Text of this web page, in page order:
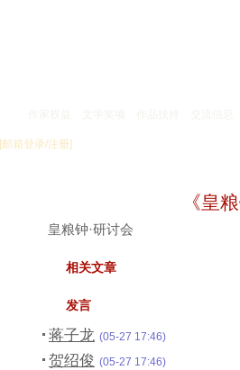
[邮箱登录/注册]
《皇
皇粮钟·研讨会
相关文章
发言
蒋子龙 (05-27 17:46)
贺绍俊 (05-27 17:46)